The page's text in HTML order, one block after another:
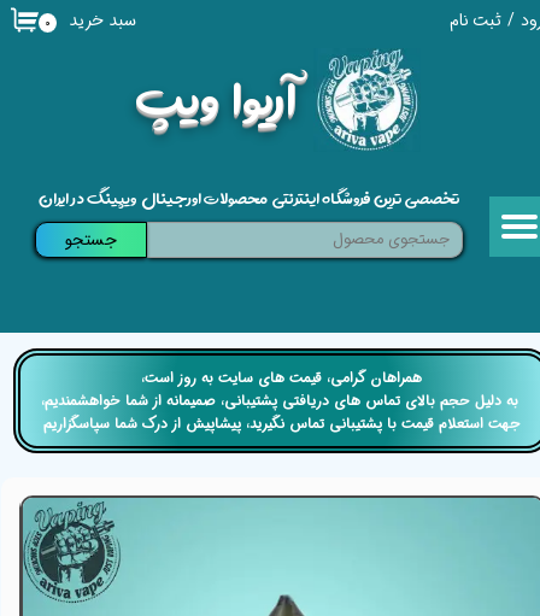
/ ثبت نام
حساب کاربری من
خروج از حساب کاربری
​آریوا ویپ
۰ سبد خرید
تخصصی ترین فروشگاه اینترنتی محصولات اورجینال ویپینگ در ایران
جستجو
​​همراهان گرامی، قیمت های سایت به روز است،
​​​​​​​ به دلیل حجم بالای تماس های دریافتی پشتیبانی، صمیمانه از شما خواهشمندیم،
جهت استعلام قیمت با پشتیبانی تماس نگیرید، پیشاپیش از درک شما سپاسگزاریم